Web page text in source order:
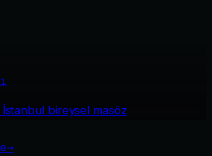
İstanbul bireysel masöz
→